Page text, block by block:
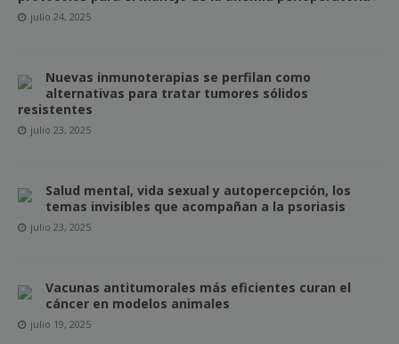
julio 24, 2025
Nuevas inmunoterapias se perfilan como
alternativas para tratar tumores sólidos
resistentes
julio 23, 2025
Salud mental, vida sexual y autopercepción, los
temas invisibles que acompañan a la psoriasis
julio 23, 2025
Vacunas antitumorales más eficientes curan el
cáncer en modelos animales
julio 19, 2025